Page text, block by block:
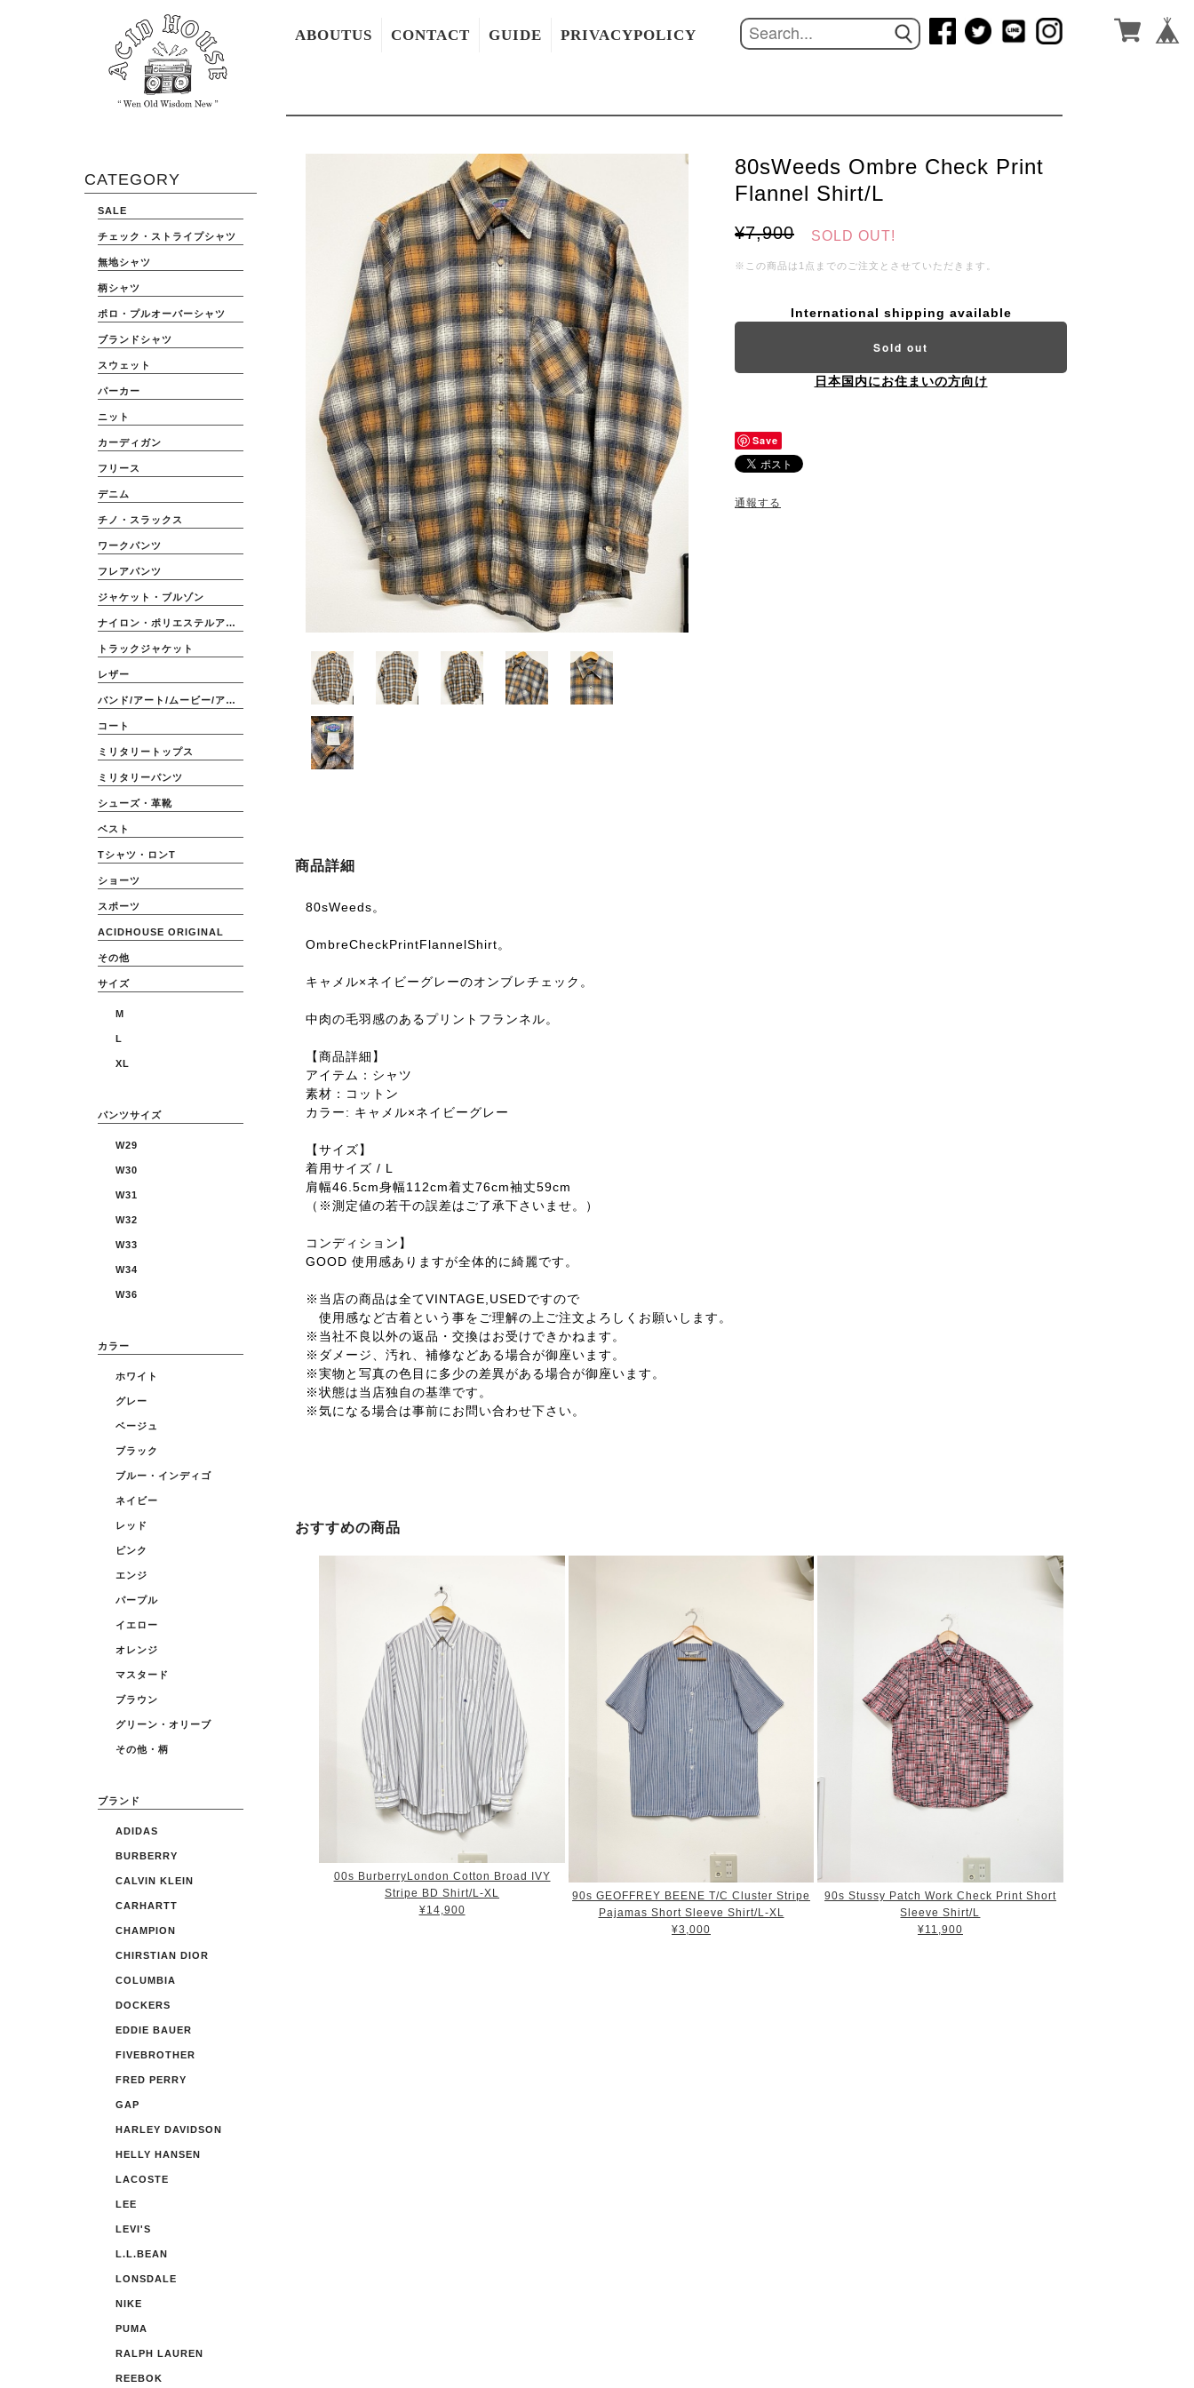
CATEGORY
SALE
チェック・ストライプシャツ
無地シャツ
柄シャツ
ポロ・プルオーバーシャツ
ブランドシャツ
スウェット
パーカー
ニット
カーディガン
フリース
デニム
チノ・スラックス
ワークパンツ
フレアパンツ
ジャケット・ブルゾン
ナイロン・ポリエステルアウター
トラックジャケット
レザー
バンド/アート/ムービー/アニメ
コート
ミリタリートップス
ミリタリーパンツ
シューズ・革靴
ベスト
Tシャツ・ロンT
ショーツ
スポーツ
ACIDHOUSE ORIGINAL
その他
サイズ
M
L
XL
パンツサイズ
W29
W30
W31
W32
W33
W34
W36
カラー
ホワイト
グレー
ベージュ
ブラック
ブルー・インディゴ
ネイビー
レッド
ピンク
エンジ
パープル
イエロー
オレンジ
マスタード
ブラウン
グリーン・オリーブ
その他・柄
ブランド
ADIDAS
BURBERRY
CALVIN KLEIN
CARHARTT
CHAMPION
CHIRSTIAN DIOR
COLUMBIA
DOCKERS
EDDIE BAUER
FIVEBROTHER
FRED PERRY
GAP
HARLEY DAVIDSON
HELLY HANSEN
LACOSTE
LEE
LEVI'S
L.L.BEAN
LONSDALE
NIKE
PUMA
RALPH LAUREN
REEBOK
ABOUTUS CONTACT GUIDE PRIVACYPOLICY
80sWeeds Ombre Check Print
Flannel Shirt/L
¥7,900 SOLD OUT!
※この商品は1点までのご注文とさせていただきます。
International shipping available
Sold out
日本国内にお住まいの方向け
Save
通報する
商品詳細
80sWeeds。
OmbreCheckPrintFlannelShirt。
キャメル×ネイビーグレーのオンブレチェック。
中肉の毛羽感のあるプリントフランネル。
【商品詳細】
アイテム：シャツ
素材：コットン
カラー: キャメル×ネイビーグレー
【サイズ】
着用サイズ / L
肩幅46.5cm身幅112cm着丈76cm袖丈59cm
（※測定値の若干の誤差はご了承下さいませ。）
コンディション】
GOOD 使用感ありますが全体的に綺麗です。
※当店の商品は全てVINTAGE,USEDですので
使用感など古着という事をご理解の上ご注文よろしくお願いします。
※当社不良以外の返品・交換はお受けできかねます。
※ダメージ、汚れ、補修などある場合が御座います。
※実物と写真の色目に多少の差異がある場合が御座います。
※状態は当店独自の基準です。
※気になる場合は事前にお問い合わせ下さい。
おすすめの商品
00s BurberryLondon Cotton Broad IVY
Stripe BD Shirt/L-XL
¥14,900
90s GEOFFREY BEENE T/C Cluster Stripe
Pajamas Short Sleeve Shirt/L-XL
¥3,000
90s Stussy Patch Work Check Print Short
Sleeve Shirt/L
¥11,900